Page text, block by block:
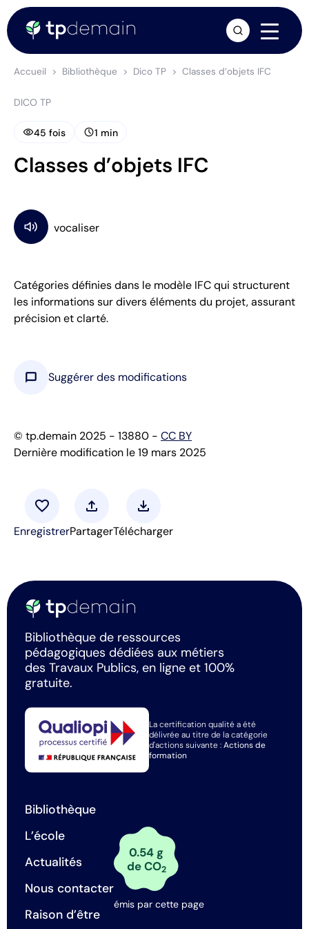
Accueil Bibliothèque Dico TP Classes d’objets IFC
DICO TP
visibility45 fois schedule1 min
Classes d’objets IFC
Catégories définies dans le modèle IFC qui structurent
les informations sur divers éléments du projet, assurant
précision et clarté.
chat_bubble Suggérer des modifications
© tp.demain 2025 - 13880 - CC BY
Dernière modification le 19 mars 2025
favorite
Enregistrer
upload
Partager
download
Télécharger
Bibliothèque de ressources
pédagogiques dédiées aux métiers
des Travaux Publics, en ligne et 100%
gratuite.
La certification qualité a été
délivrée au titre de la catégorie
d'actions suivante :Actions de
formation
Bibliothèque
L’école
Actualités
Nous contacter
Raison d’être
0.54 g
de CO2
émis par cette page
arrow_forward